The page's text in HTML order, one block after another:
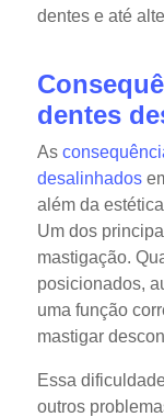
dentes e até
dentes
As
desalinhados
além da
Um dos
mastigação.
posicionados,
uma função
mastigar
Essa
outros